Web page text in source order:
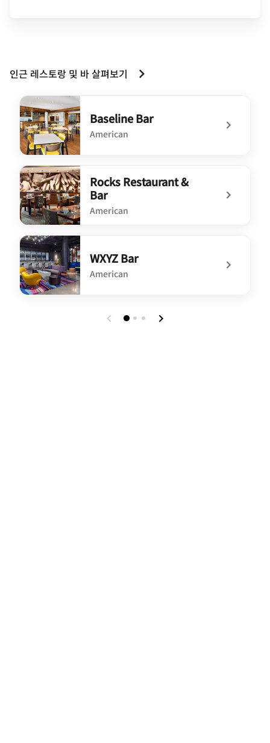
인근 레스토랑 및 바 살펴보기
Baseline Bar
American
undefined Baseline Bar
Rocks Restaurant &
Bar
American
undefined Rocks Restaurant & Bar
WXYZ Bar
American
undefined WXYZ Bar